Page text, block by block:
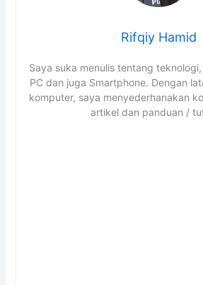
Rifqiy Hamid
Saya suka menulis tentang
PC dan juga Smartphone. Dengan
komputer, saya menyederhanakan
artikel dan panduan /